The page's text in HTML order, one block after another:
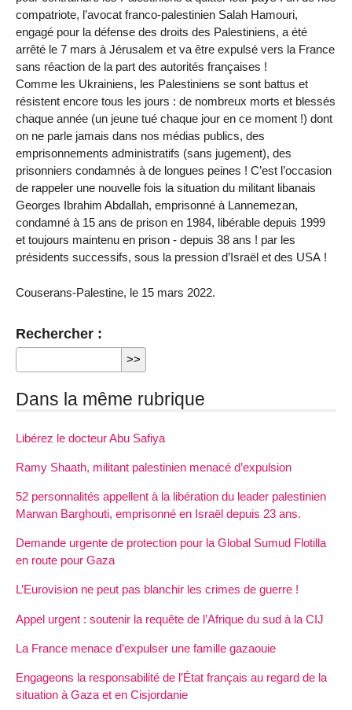
compatriote, l’avocat franco-palestinien Salah Hamouri,
engagé pour la défense des droits des Palestiniens, a été
arrêté le 7 mars à Jérusalem et va être expulsé vers la France
sans réaction de la part des autorités françaises !
Comme les Ukrainiens, les Palestiniens se sont battus et
résistent encore tous les jours : de nombreux morts et blessés
chaque année (un jeune tué chaque jour en ce moment !) dont
on ne parle jamais dans nos médias publics, des
emprisonnements administratifs (sans jugement), des
prisonniers condamnés à de longues peines ! C’est l’occasion
de rappeler une nouvelle fois la situation du militant libanais
Georges Ibrahim Abdallah, emprisonné à Lannemezan,
condamné à 15 ans de prison en 1984, libérable depuis 1999
et toujours maintenu en prison - depuis 38 ans ! par les
présidents successifs, sous la pression d’Israël et des USA !
Couserans-Palestine, le 15 mars 2022.
Rechercher :
Dans la même rubrique
Libérez le docteur Abu Safiya
Ramy Shaath, militant palestinien menacé d’expulsion
52 personnalités appellent à la libération du leader palestinien
Marwan Barghouti, emprisonné en Israël depuis 23 ans.
Demande urgente de protection pour la Global Sumud Flotilla
en route pour Gaza
L’Eurovision ne peut pas blanchir les crimes de guerre !
Appel urgent : soutenir la requête de l’Afrique du sud à la CIJ
La France menace d’expulser une famille gazaouie
Engageons la responsabilité de l’État français au regard de la
situation à Gaza et en Cisjordanie